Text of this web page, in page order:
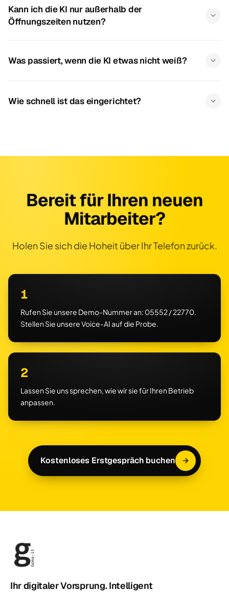
Kann ich die KI nur außerhalb der
Öffnungszeiten nutzen?
Was passiert, wenn die KI etwas nicht weiß?
Wie schnell ist das eingerichtet?
Bereit für Ihren neuen
Mitarbeiter?
Holen Sie sich die Hoheit über Ihr Telefon zurück.
1
Rufen Sie unsere Demo-Nummer an: 05552 / 22770.
Stellen Sie unsere Voice-AI auf die Probe.
2
Lassen Sie uns sprechen, wie wir sie für Ihren Betrieb
anpassen.
Kostenloses Erstgespräch buchen
Ihr digitaler Vorsprung. Intelligent